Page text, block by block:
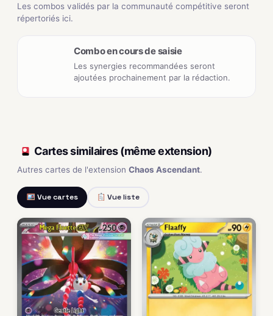
Les combos validés par la communauté compétitive seront
répertoriés ici.
Combo en cours de saisie
Les synergies recommandées seront
ajoutées prochainement par la rédaction.
Cartes similaires (même extension)
Autres cartes de l'extension Chaos Ascendant.
Vue cartes Vue liste